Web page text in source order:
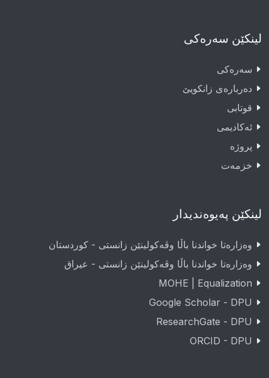
لینکێن سەرەکی
سەرەکى
دەربارەى زانکویێ
قوتابى
ئەکادیمى
پروژە
خزمەت
لینکێن پەیوەندیدار
وەزارەتا خواندنا باڵا وڤەکولینێن زانستی - کوردستان
وەزارەتا خواندنا باڵا وڤەکولینێن زانستی - عيراق
MOHE | Equalization
Google Scholar - DPU
ResearchGate - DPU
ORCID - DPU